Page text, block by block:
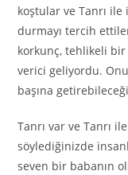
koştular ve Tanrı ile
durmayı tercih
korkunç, tehlikeli bir
verici geliyordu.
başına
Tanrı var ve Tanrı
söylediğinizde
seven bir babanın